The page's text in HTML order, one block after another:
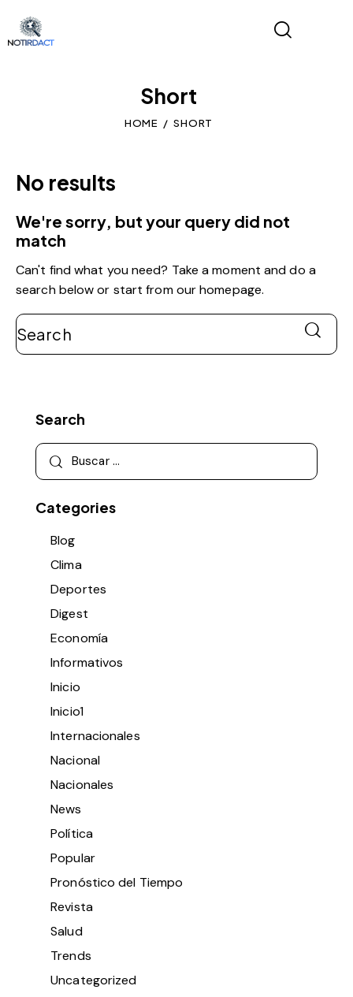
Short
HOME SHORT
No results
We're sorry, but your query did not
match
Can't find what you need? Take a moment and do a
search below or start fromour homepage.
Search
Categories
Blog
Clima
Deportes
Digest
Economía
Informativos
Inicio
Inicio1
Internacionales
Nacional
Nacionales
News
Política
Popular
Pronóstico del Tiempo
Revista
Salud
Trends
Uncategorized